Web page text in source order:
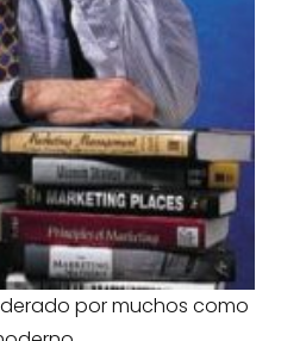
por muchos como